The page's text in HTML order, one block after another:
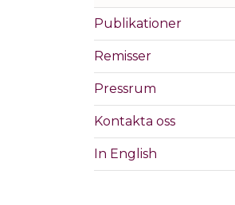
Publikationer
Remisser
Pressrum
Kontakta oss
In English